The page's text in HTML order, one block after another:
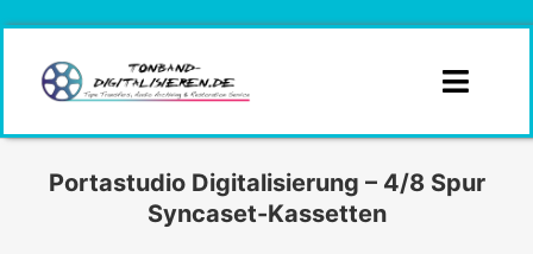
springen
Toggle
Portastudio Digitalisierung – 4/8 Spur
Syncaset-Kassetten